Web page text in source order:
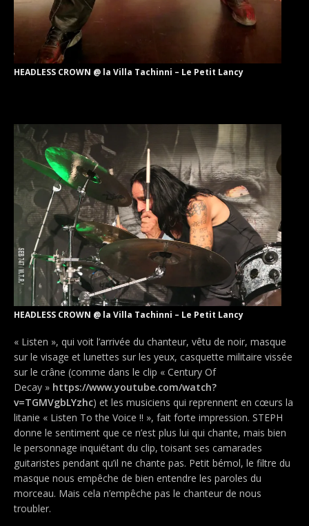
HEADLESS CROWN @ la Villa Tachinni – Le Petit Lancy
HEADLESS CROWN @ la Villa Tachinni – Le Petit Lancy
« Listen », qui voit l’arrivée du chanteur, vêtu de noir, masque
sur le visage et lunettes sur les yeux, casquette militaire vissée
sur le crâne (comme dans le clip « Century Of
Decay » https://www.youtube.com/watch?
v=TGMVgbLYzhc) et les musiciens qui reprennent en cœurs la
litanie « Listen To the Voice !! », fait forte impression. STEPH
donne le sentiment que ce n’est plus lui qui chante, mais bien
le personnage inquiétant du clip, toisant ses camarades
guitaristes pendant qu’il ne chante pas. Petit bémol, le filtre du
masque nous empêche de bien entendre les paroles du
morceau. Mais cela n’empêche pas le chanteur de nous
troubler.